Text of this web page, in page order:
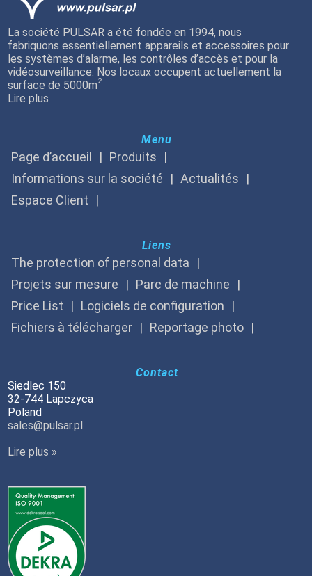
La société PULSAR a été fondée en 1994, nous
fabriquons essentiellement appareils et accessoires pour
les systèmes d’alarme, les contrôles d’accès et pour la
vidéosurveillance. Nos locaux occupent actuellement la
surface de 5000m2
Lire plus
Menu
Page d’accueil
Produits
Informations sur la société
Actualités
Espace Client
Liens
The protection of personal data
Projets sur mesure
Parc de machine
Price List
Logiciels de configuration
Fichiers à télécharger
Reportage photo
Contact
Siedlec 150
32-744 Lapczyca
Poland
sales@pulsar.pl
Lire plus »